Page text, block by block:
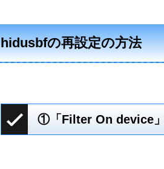
hidusbfの再設定の方法
①「Filter On device」